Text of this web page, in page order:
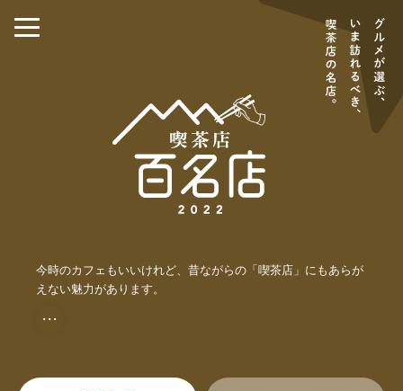
今時のカフェもいいけれど、昔ながらの「喫茶店」にもあらが
えない魅力があります。
・・・